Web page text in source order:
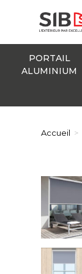
PORTAIL
ALUMINIUM
Accueil >